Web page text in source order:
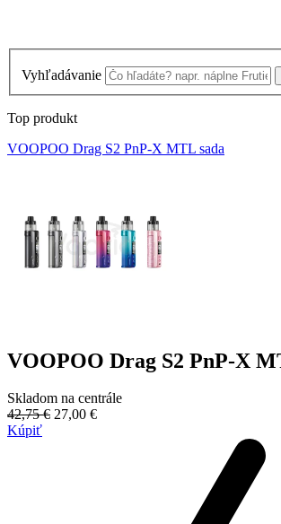
Vyhľadávanie
Top produkt
VOOPOO Drag S2 PnP-X MTL sada
VOOPOO Drag S2 PnP-X
Skladom na centrále
42,75 € 27,00 €
Kúpiť